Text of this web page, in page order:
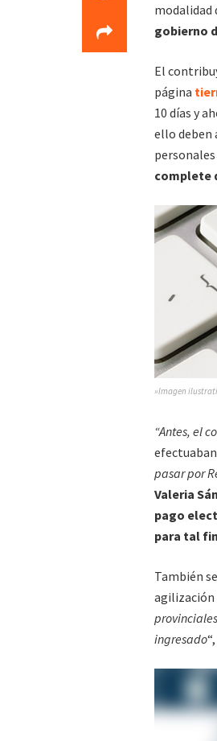
modalidad
gobierno
El
página
10 días y
ello deben
complete
»Imagen
“Antes, el
pasar por
Valeria
pago
para tal
También
agilización
ingresado